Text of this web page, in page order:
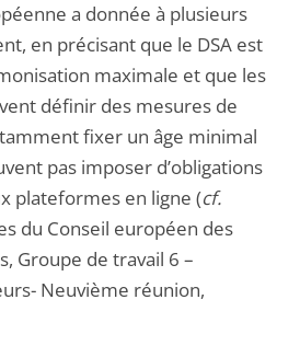
a donnée à plusieurs
en précisant que le DSA est
maximale et que les
définir des mesures de
fixer un âge minimal
pas imposer d’obligations
plateformes en ligne (cf.
du Conseil européen des
Groupe de travail 6 –
Neuvième réunion,